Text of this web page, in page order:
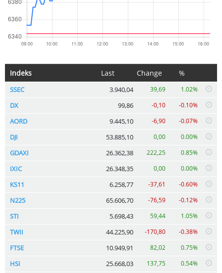
Indeks Last Change %
SSEC 3.940,04 39,69 1.02%
DX 99,86 -0,10 -0.10%
AORD 9.445,10 -6,90 -0.07%
DJI 53.885,10 0,00 0.00%
GDAXI 26.362,38 222,25 0.85%
IXIC 26.348,35 0,00 0.00%
KS11 6.258,77 -37,61 -0.60%
N225 65.606,70 -76,59 -0.12%
STI 5.698,43 59,44 1.05%
TWII 44.225,90 -170,80 -0.38%
FTSE 10.949,91 82,02 0.75%
HSI 25.668,03 137,75 0.54%